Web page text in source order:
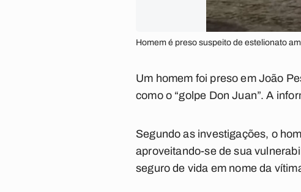
Homem é preso suspeito de estelionato
Um homem foi preso em João
como o “golpe Don Juan”. A
Segundo as investigações, o
aproveitando-se de sua
seguro de vida em nome da